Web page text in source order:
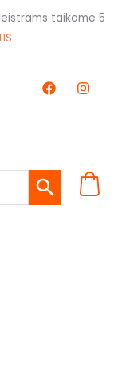
taikome 5
F
a
k
I
n
a
m